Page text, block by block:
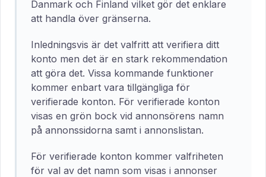
Danmark och Finland vilket gör det enklare
att handla över gränserna.
Inledningsvis är det valfritt att verifiera ditt
konto men det är en stark rekommendation
att göra det. Vissa kommande funktioner
kommer enbart vara tillgängliga för
verifierade konton. För verifierade konton
visas en grön bock vid annonsörens namn
på annonssidorna samt i annonslistan.
För verifierade konton kommer valfriheten
för val av det namn som visas i annonser